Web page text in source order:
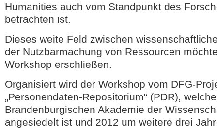
Humanities auch vom Standpunkt des
betrachten ist.
Dieses weite Feld zwischen
der Nutzbarmachung von Ressourcen
Workshop erschließen.
Organisiert wird der Workshop vom DFG-
„Personendaten-Repositorium“ (PDR),
Brandenburgischen Akademie der
angesiedelt ist und 2012 um weitere drei